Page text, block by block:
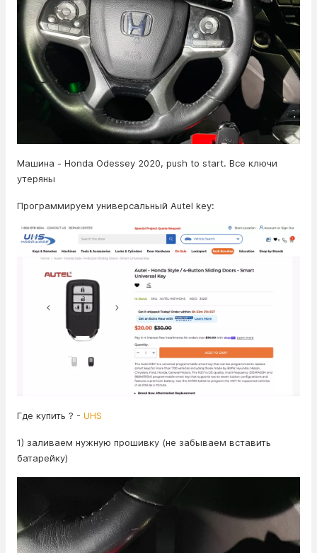
Машина - Honda Odessey 2020, push to start. Все ключи
утеряны
Программируем универсальный Autel key:
Где купить ? - UHS
1) заливаем нужную прошивку (не забываем вставить
батарейку)